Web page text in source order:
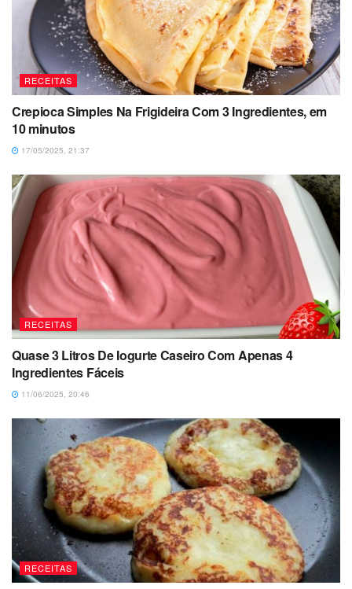
RECEITAS
Crepioca Simples Na Frigideira Com 3 Ingredientes, em
10 minutos
17/05/2025, 21:37
RECEITAS
Quase 3 Litros De Iogurte Caseiro Com Apenas 4
Ingredientes Fáceis
11/06/2025, 20:46
RECEITAS